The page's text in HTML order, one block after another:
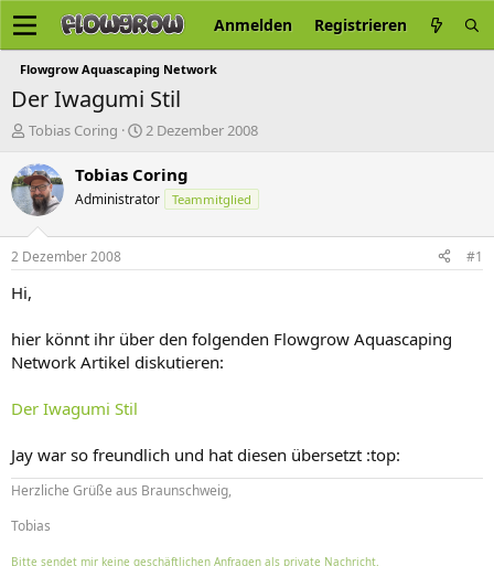
Anmelden Registrieren
Flowgrow Aquascaping Network
Der Iwagumi Stil
E
s
t
e
l
e
Tobias Coring
E
s
e
t
2 Dezember 2008
Tobias Coring
Administrator Teammitglied
2 Dezember 2008 #1
Hi,
hier könnt ihr über den folgenden Flowgrow Aquascaping
Network Artikel diskutieren:
Der Iwagumi Stil
Jay war so freundlich und hat diesen übersetzt :top:
Herzliche Grüße aus Braunschweig,
Tobias
Bitte sendet mir keine geschäftlichen Anfragen als private Nachricht.